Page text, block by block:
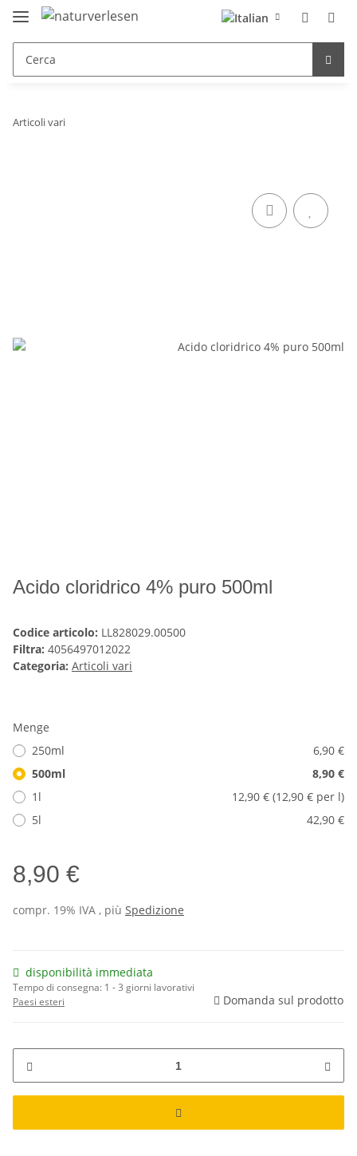
Articoli vari
Acido cloridrico 4% puro 500ml
Codice articolo: LL828029.00500
Filtra: 4056497012022
Categoria: Articoli vari
Menge
250ml
6,90 €
500ml
8,90 €
1l
12,90 € (12,90 € per l)
5l
42,90 €
8,90 €
compr. 19% IVA , più Spedizione
disponibilità immediata
Tempo di consegna: 1 - 3 giorni lavorativi
Paesi esteri
Domanda sul prodotto